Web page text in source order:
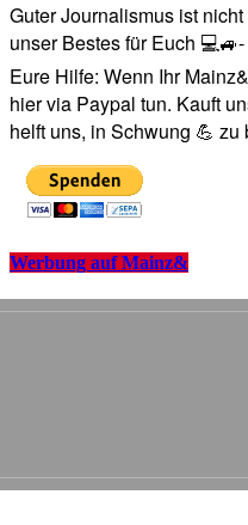
Guter Journalismus ist
unser Bestes für Euch
Eure Hilfe: Wenn Ihr
hier via Paypal tun. Kauft
helft uns, in Schwung 💪 zu
Werbung auf Mainz&